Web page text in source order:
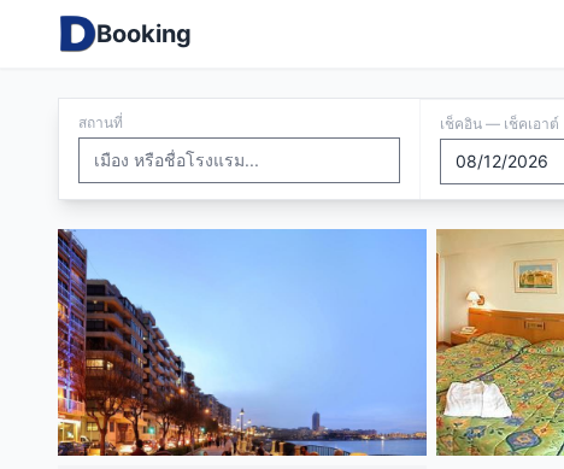
Booking
สถานที่ เช็คอิน — เช็คเอาต์